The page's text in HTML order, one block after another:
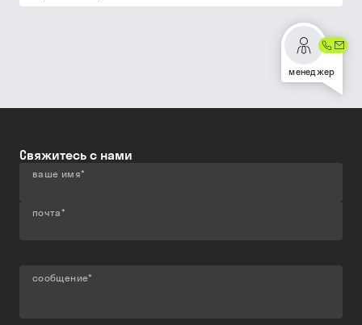
менеджер
Свяжитесь с нами
ваше имя*
почта*
сообщение*